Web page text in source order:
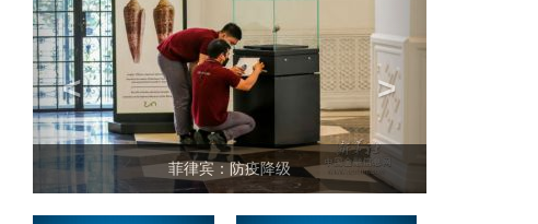
菲律宾：防疫降级
< >